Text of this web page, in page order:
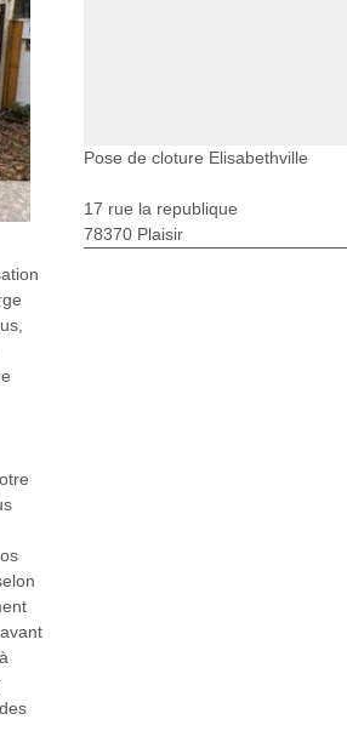
Pose de cloture Elisabethville
17 rue la republique
78370 Plaisir